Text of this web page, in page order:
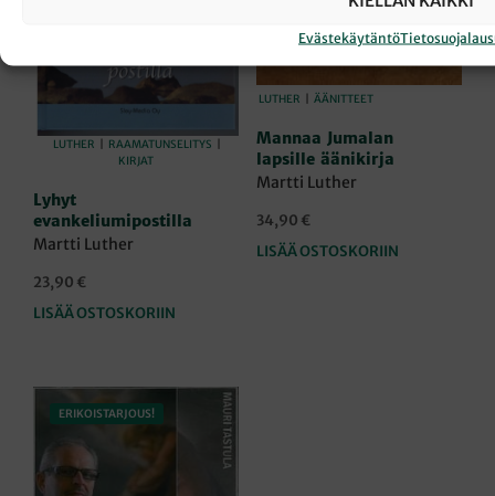
Evästekäytäntö
LUTHER RAAMATUNSELITYS
KIRJAT
Lyhyt
evankeliumipostilla
Martti Luther
23,90 €
LISÄÄ OSTOSKORIIN
LUTHER ÄÄNITTEET
Mannaa Jumalan
lapsille äänikirja
Martti Luther
34,90 €
LISÄÄ OSTOSKORIIN
ERIKOISTARJOUS!